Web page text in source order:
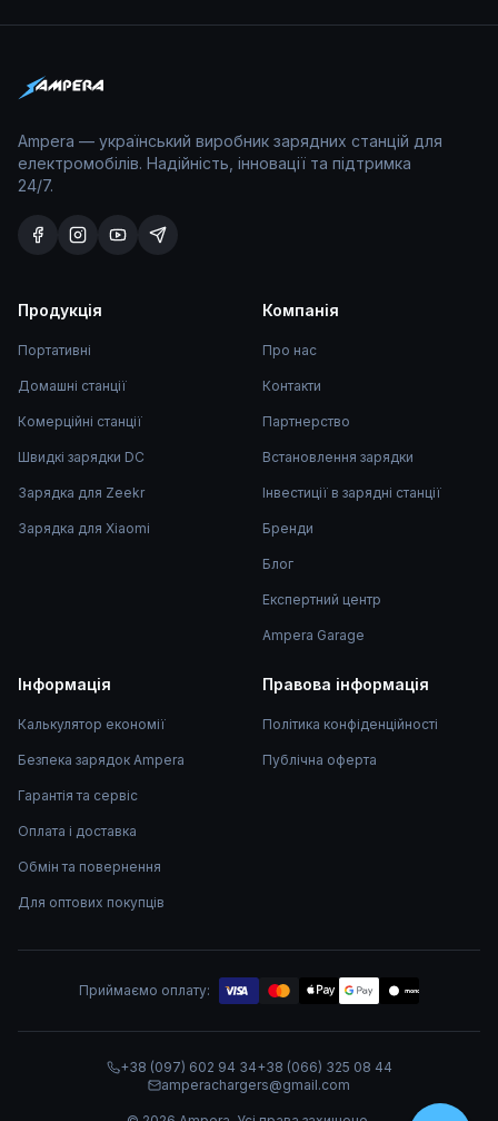
Ampera — український виробник зарядних станцій для
електромобілів. Надійність, інновації та підтримка
24/7.
Продукція
Портативні
Домашні станції
Комерційні станції
Швидкі зарядки DC
Зарядка для Zeekr
Зарядка для Xiaomi
Компанія
Про нас
Контакти
Партнерство
Встановлення зарядки
Інвестиції в зарядні станції
Бренди
Блог
Експертний центр
Ampera Garage
Інформація
Калькулятор економії
Безпека зарядок Ampera
Гарантія та сервіс
Оплата і доставка
Обмін та повернення
Для оптових покупців
Правова інформація
Політика конфіденційності
Публічна оферта
Приймаємо оплату: mono
+38 (097) 602 94 34+38 (066) 325 08 44
amperachargers@gmail.com